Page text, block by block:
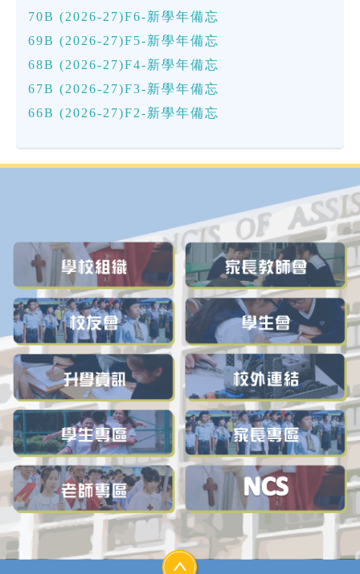
70B (2026-27)F6-新學年備忘
69B (2026-27)F5-新學年備忘
68B (2026-27)F4-新學年備忘
67B (2026-27)F3-新學年備忘
66B (2026-27)F2-新學年備忘